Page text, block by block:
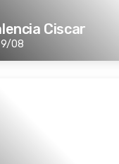
Ciscar
9/08